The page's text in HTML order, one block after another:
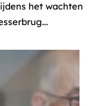
het wachten